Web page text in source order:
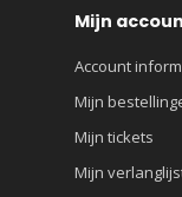
Mijn
Account
Mijn
Mijn tickets
Mijn